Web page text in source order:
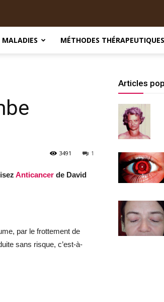
MALADIES MÉTHODES THÉRAPEUTIQUES
1
3491
Anticancer de David
par le frottement de
sans risque, c’est-à-
Articles